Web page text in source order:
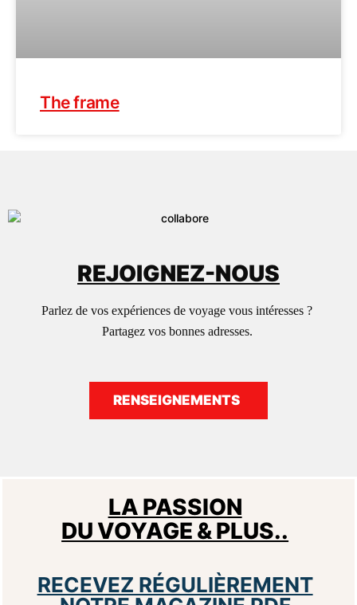
The frame
REJOIGNEZ-NOUS
Parlez de vos expériences de voyage vous intéresses ?
Partagez vos bonnes adresses.
RENSEIGNEMENTS
LA PASSION
DU VOYAGE & PLUS..
RECEVEZ RÉGULIÈREMENT